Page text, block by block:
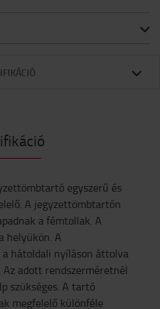
egyszerű és
A jegyzettömbtartón
a fémtollak. A
helyükön. A
hátoldali nyíláson áttolva
adott rendszerméretnél
szükséges. A tartó
megfelelő különféle